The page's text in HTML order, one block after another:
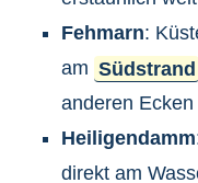
Fehmarn:
am Südstrand
anderen
Heiligendamm
direkt am